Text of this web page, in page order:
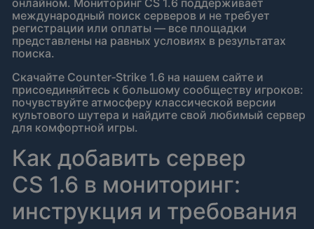
онлайном. Мониторинг CS 1.6 поддерживает
международный поиск серверов и не требует
регистрации или оплаты — все площадки
представлены на равных условиях в результатах
поиска.
Скачайте Counter‑Strike 1.6 на нашем сайте и
присоединяйтесь к большому сообществу игроков:
почувствуйте атмосферу классической версии
культового шутера и найдите свой любимый сервер
для комфортной игры.
Как добавить сервер
CS 1.6 в мониторинг:
инструкция и требования